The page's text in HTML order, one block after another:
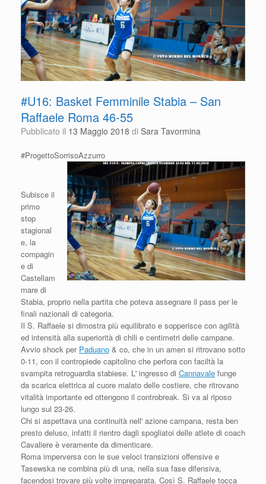
#U16: Basket Femminile Stabia – San
Raffaele Roma 46-55
Pubblicato il 13 Maggio 2018 di Sara Tavormina
#ProgettoSorrisoAzzurro
Subisce il
primo
stop
stagional
e, la
compagin
e di
Castellam
mare di
Stabia, proprio nella partita che poteva assegnare il pass per le
finali nazionali di categoria.
Il S. Raffaele si dimostra più equilibrato e sopperisce con agilità
ed intensità alla superiorità di chili e centimetri delle campane.
Avvio shock per Paduano & co, che in un amen si ritrovano sotto
0-11, con il contropiede capitolino che perfora con faciltà la
svampita retroguardia stabiese. L' ingresso di Cannavale funge
da scarica elettrica al cuore malato delle costiere, che ritrovano
vitalità importante ed ottengono il controbreak. Si va al riposo
lungo sul 23-26.
Chi si aspettava una continuità nell' azione campana, resta ben
presto deluso, infatti il rientro dagli spogliatoi delle atlete di coach
Cavaliere è veramente da dimenticare.
Roma imperversa con le sue veloci transizioni offensive e
Tasewska ne combina più di una, nella sua fase difensiva,
facendosi trovare più volte impreparata. Così S. Raffaele tocca